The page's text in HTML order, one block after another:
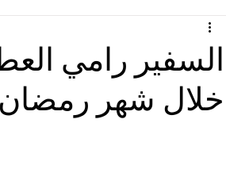
خلال شهر رمضان